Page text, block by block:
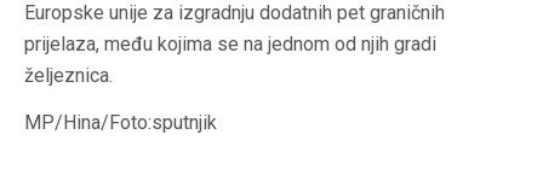
Europske unije za izgradnju dodatnih pet graničnih
prijelaza, među kojima se na jednom od njih gradi
željeznica.
MP/Hina/Foto:sputnjik